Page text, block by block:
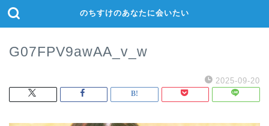
のちすけのあなたに会いたい
G07FPV9awAA_v_w
2025-09-20